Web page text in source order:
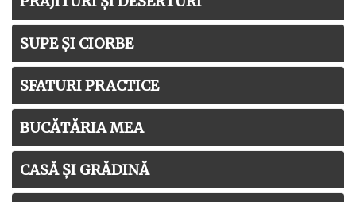
SUPE ȘI CIORBE
SFATURI PRACTICE
BUCĂTĂRIA MEA
CASĂ ȘI GRĂDINĂ